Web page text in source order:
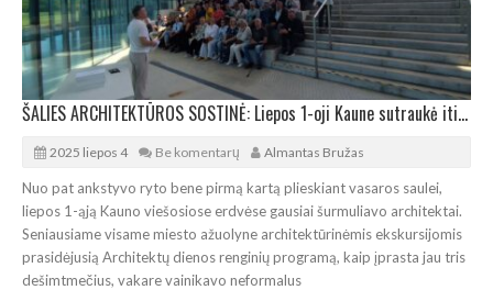
ŠALIES ARCHITEKTŪROS SOSTINĖ: Liepos 1-oji Kaune sutraukė itin gausias architektūrines pajėgas
2025 liepos 4 Be komentarų Almantas Bružas
Nuo pat ankstyvo ryto bene pirmą kartą plieskiant vasaros saulei,
liepos 1-ąją Kauno viešosiose erdvėse gausiai šurmuliavo architektai.
Seniausiame visame miesto ažuolyne architektūrinėmis ekskursijomis
prasidėjusią Architektų dienos renginių programą, kaip įprasta jau tris
dešimtmečius, vakare vainikavo neformalus